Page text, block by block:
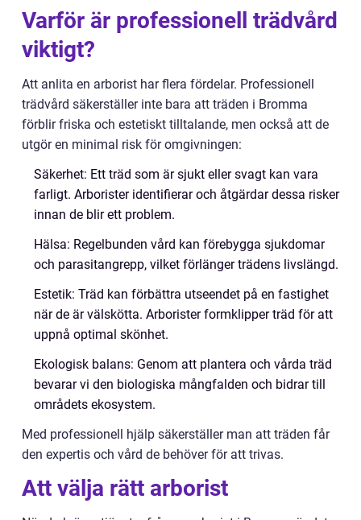
Varför är professionell trädvård
viktigt?
Att anlita en arborist har flera fördelar. Professionell
trädvård säkerställer inte bara att träden i Bromma
förblir friska och estetiskt tilltalande, men också att de
utgör en minimal risk för omgivningen:
Säkerhet: Ett träd som är sjukt eller svagt kan vara
farligt. Arborister identifierar och åtgärdar dessa risker
innan de blir ett problem.
Hälsa: Regelbunden vård kan förebygga sjukdomar
och parasitangrepp, vilket förlänger trädens livslängd.
Estetik: Träd kan förbättra utseendet på en fastighet
när de är välskötta. Arborister formklipper träd för att
uppnå optimal skönhet.
Ekologisk balans: Genom att plantera och vårda träd
bevarar vi den biologiska mångfalden och bidrar till
områdets ekosystem.
Med professionell hjälp säkerställer man att träden får
den expertis och vård de behöver för att trivas.
Att välja rätt arborist